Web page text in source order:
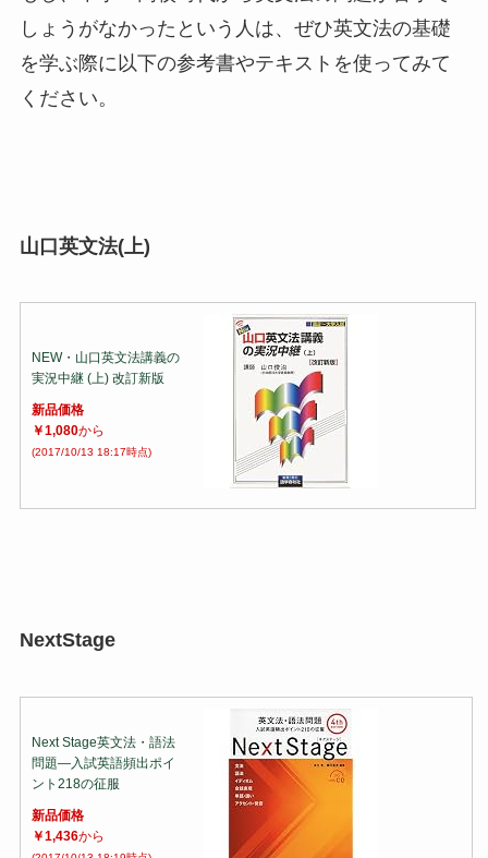
しょうがなかったという人は、ぜひ英文法の基礎
を学ぶ際に以下の参考書やテキストを使ってみて
ください。
山口英文法(上)
NEW・山口英文法講義の
実況中継 (上) 改訂新版
新品価格
￥1,080から
(2017/10/13 18:17時点)
NextStage
Next Stage英文法・語法
問題―入試英語頻出ポイ
ント218の征服
新品価格
￥1,436から